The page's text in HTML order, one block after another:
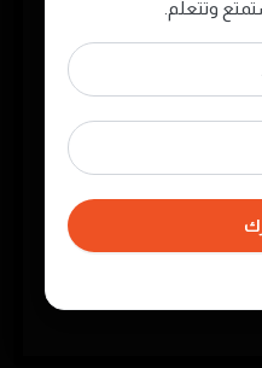
لتستمتع به في أي
وتتعلّم.